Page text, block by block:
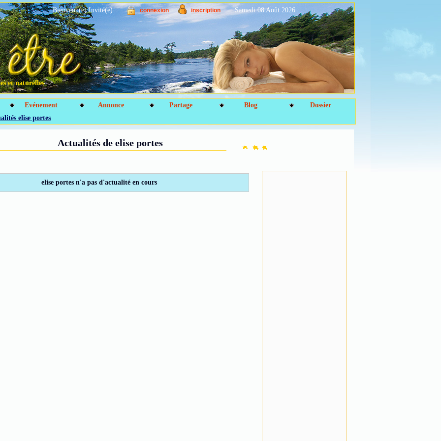
Bienvenu(e) Invité(e) connexion inscription Samedi 08 Août 2026
et naturelles
Evénement Annonce Partage Blog
Dossier
elise portes
Actualités de elise portes
elise portes n'a pas d'actualité en cours